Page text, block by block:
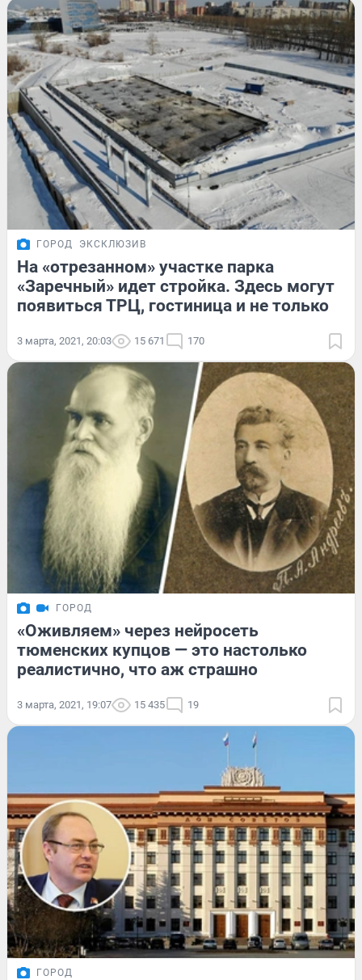
ГОРОД ЭКСКЛЮЗИВ
На «отрезанном» участке парка
«Заречный» идет стройка. Здесь могут
появиться ТРЦ, гостиница и не только
3 марта, 2021, 20:03 15 671 170
ГОРОД
«Оживляем» через нейросеть
тюменских купцов — это настолько
реалистично, что аж страшно
3 марта, 2021, 19:07 15 435 19
ГОРОД